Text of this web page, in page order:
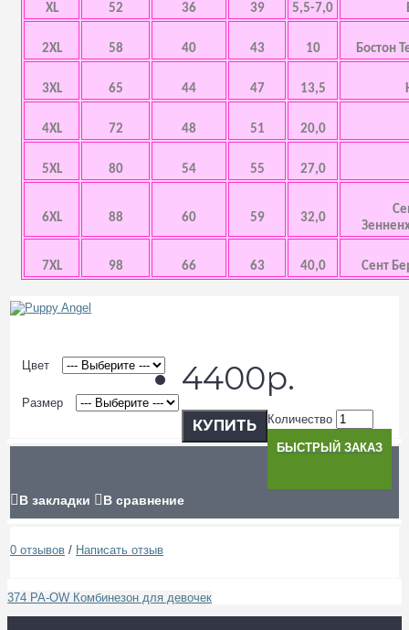
XL 52 36 39 5,5-7,0
2XL 58 40 43 10 Бостон
3XL 65 44 47 13,5
4XL 72 48 51 20,0
5XL 80 54 55 27,0
6XL 88 60 59 32,0
7XL 98 66 63 40,0 Сент
Цвет
Размер
4400р.
Количество
КУПИТЬ
БЫСТРЫЙ ЗАКАЗ
В закладки В сравнение
0 отзывов / Написать отзыв
374 PA-OW Комбинезон для девочек